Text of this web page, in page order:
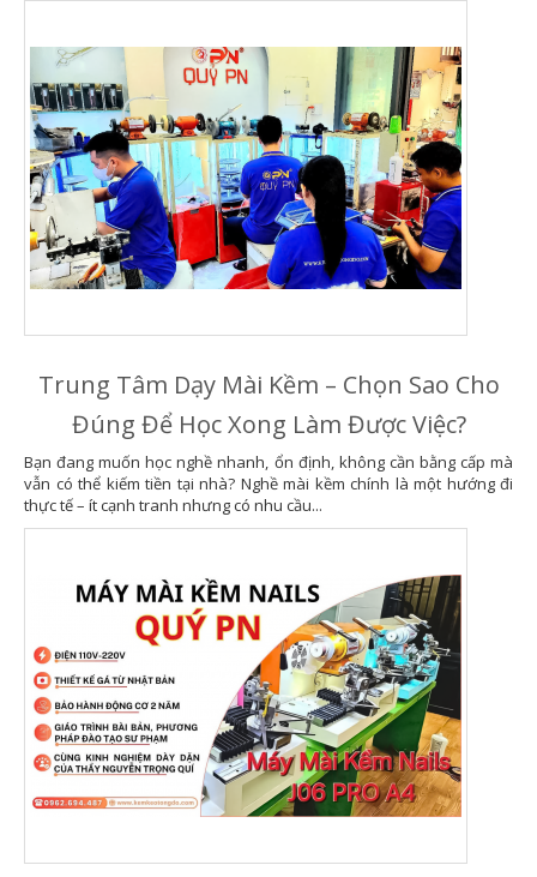
Trung Tâm Dạy Mài Kềm – Chọn Sao Cho
Đúng Để Học Xong Làm Được Việc?
Bạn đang muốn học nghề nhanh, ổn định, không cần bằng cấp mà
vẫn có thể kiếm tiền tại nhà? Nghề mài kềm chính là một hướng đi
thực tế – ít cạnh tranh nhưng có nhu cầu...